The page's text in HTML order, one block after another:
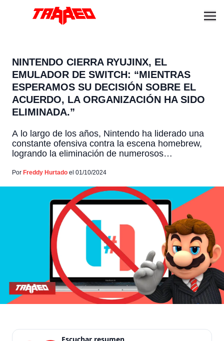
NINTENDO CIERRA RYUJINX, EL
EMULADOR DE SWITCH: “MIENTRAS
ESPERAMOS SU DECISIÓN SOBRE EL
ACUERDO, LA ORGANIZACIÓN HA SIDO
ELIMINADA.”
A lo largo de los años, Nintendo ha liderado una
constante ofensiva contra la escena homebrew,
logrando la eliminación de numerosos
alcanzado a Ryujinx, uno de los emuladores más
retiro de Yuzu, otro emulador de código abierto
para Switch, Ryujinx ha […]
Por Freddy Hurtado el 01/10/2024